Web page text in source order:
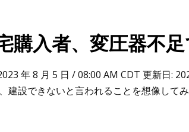
死亡
購入者、変圧器不
年 8 月 5 日 / 08:00 AM CDT 更新日:
建設できないと言われることを想像して